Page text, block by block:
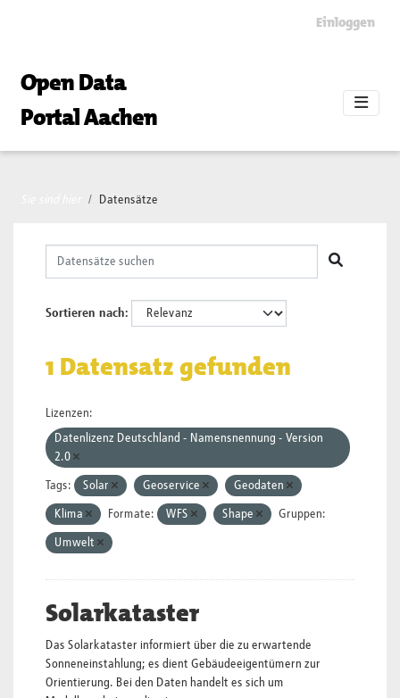
Einloggen
Open Data
Portal Aachen
Datensätze
Sortieren nach
1 Datensatz gefunden
Lizenzen:
Datenlizenz Deutschland - Namensnennung - Version
2.0
Tags: Solar Geoservice Geodaten
Klima Formate: WFS Shape Gruppen:
Umwelt
Solarkataster
Das Solarkataster informiert über die zu erwartende
Sonneneinstahlung; es dient Gebäudeeigentümern zur
Orientierung. Bei den Daten handelt es sich um